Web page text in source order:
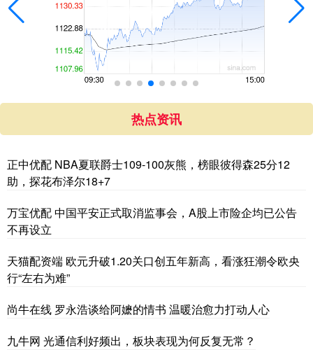
热点资讯
正中优配 NBA夏联爵士109-100灰熊，榜眼彼得森25分12
助，探花布泽尔18+7
万宝优配 中国平安正式取消监事会，A股上市险企均已公告
不再设立
天猫配资端 欧元升破1.20关口创五年新高，看涨狂潮令欧央
行“左右为难”
尚牛在线 罗永浩谈给阿嬷的情书 温暖治愈力打动人心
九牛网 光通信利好频出，板块表现为何反复无常？